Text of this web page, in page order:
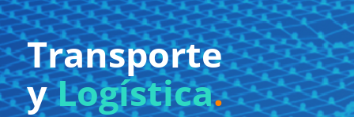
Transporte
yLogística.